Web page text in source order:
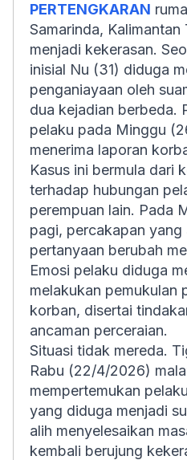
PERTENGKARAN
Samarinda, Kalimantan
menjadi kekerasan.
inisial Nu (31) diduga
penganiayaan oleh
dua kejadian berbeda.
pelaku pada Minggu
menerima laporan
Kasus ini bermula dari
terhadap hubungan
perempuan lain. Pada
pagi, percakapan yang
pertanyaan berubah
Emosi pelaku diduga
melakukan pemukulan
korban, disertai
ancaman perceraian.
Situasi tidak mereda.
Rabu (22/4/2026)
mempertemukan
yang diduga menjadi
alih menyelesaikan
kembali berujung